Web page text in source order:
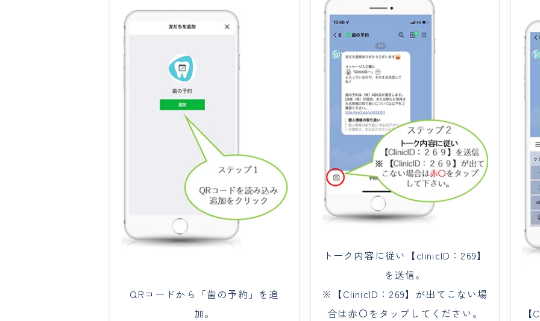
QRコードから「歯の予約」を追
加。
トーク内容に従い【clinicID：269】
を送信。
※【ClinicID：269】が出てこない場
合は赤〇をタップしてください。